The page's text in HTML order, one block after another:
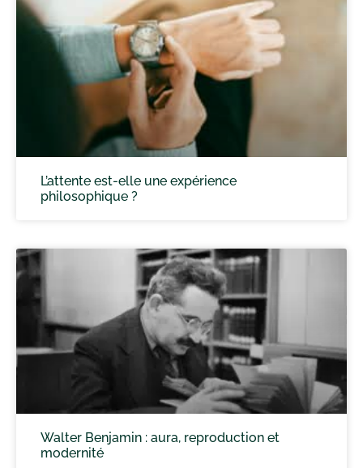
L’attente est-elle une expérience
philosophique ?
Walter Benjamin : aura, reproduction et
modernité